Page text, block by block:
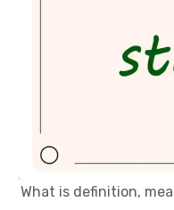
What is definition,